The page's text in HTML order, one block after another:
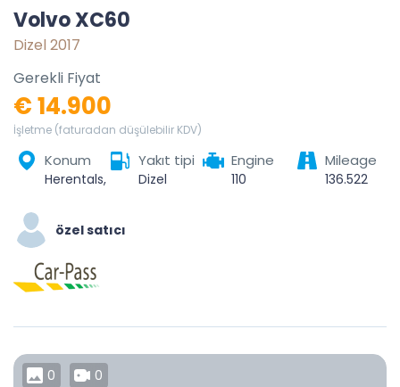
Volvo XC60
Dizel 2017
Gerekli Fiyat
€ 14.900
İşletme (faturadan düşülebilir KDV)
Konum Yakıt tipi
Dizel
Engine
110
Mileage
136.522
özel satıcı
0 0